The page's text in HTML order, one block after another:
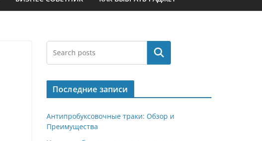
Поиск
Последние записи
Антипробуксовочные траки: Обзор и
Преимущества